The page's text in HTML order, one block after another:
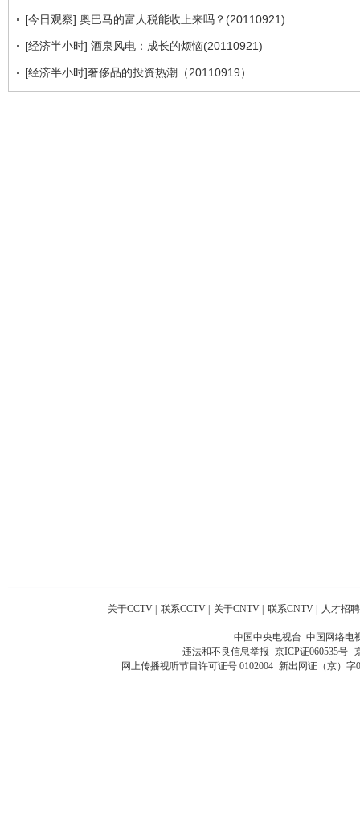
[今日观察] 奥巴马的富人税能收上来吗？(20110921)
[经济半小时] 酒泉风电：成长的烦恼(20110921)
[经济半小时]奢侈品的投资热潮（20110919）
关于CCTV 联系CCTV 关于CNTV 联系CNTV 人才招聘
中国中央电视台 中国网络电
违法和不良信息举报 京ICP证060535号
网上传播视听节目许可证号 0102004 新出网证（京）